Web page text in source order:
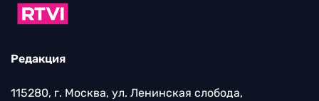
Редакция
115280, г. Москва, ул. Ленинская слобода,